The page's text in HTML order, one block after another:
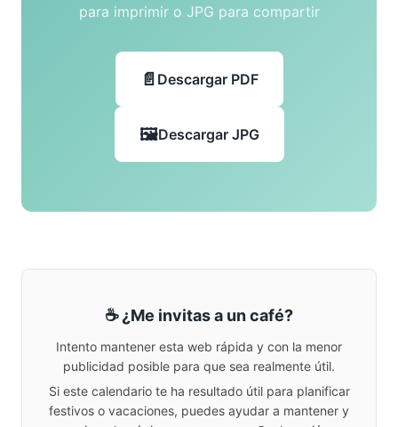
para imprimir o JPG para compartir
Descargar PDF
Descargar JPG
☕ ¿Me invitas a un café?
Intento mantener esta web rápida y con la menor
publicidad posible para que sea realmente útil.
Si este calendario te ha resultado útil para planificar
festivos o vacaciones, puedes ayudar a mantener y